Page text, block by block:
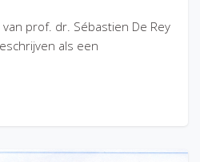
prof. dr. Sébastien De Rey
als een